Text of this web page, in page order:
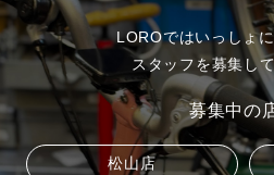
LOROではいっしょ
スタッフを募集し
募集中の
松山店